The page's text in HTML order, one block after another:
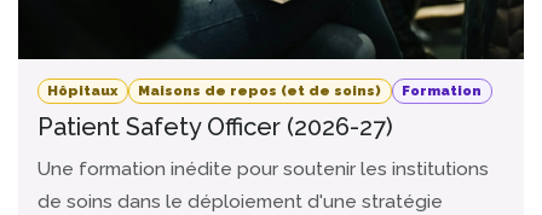
Hôpitaux Maisons de repos (et de soins) Formation
Patient Safety Officer (2026-27)
Une formation inédite pour soutenir les institutions
de soins dans le déploiement d'une stratégie